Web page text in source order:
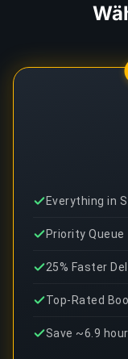
Everything in
Priority Queue
25% Faster
Top-Rated
Save ~6.9